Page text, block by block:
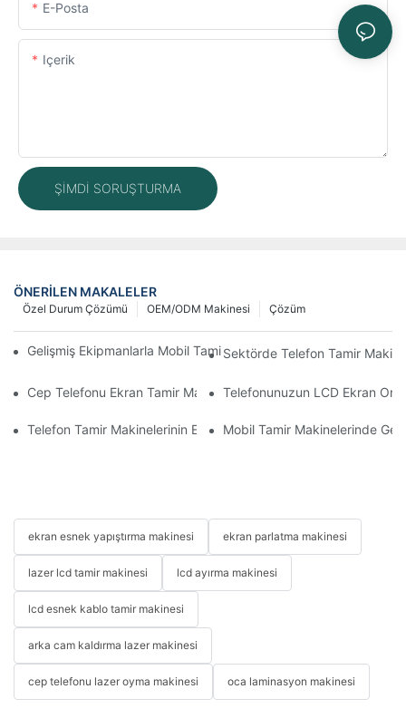
E-Posta
Içerik
ŞIMDI SORUŞTURMA
ÖNERILEN MAKALELER
Çözüm
OEM/ODM Makinesi
Özel Durum Çözümü
Gelişmiş Ekipmanlarla Mobil Tamir İş Akışınızı Nasıl
Sektörde Telefon Tamir
Cep Telefonu Ekran Tamir Makineniz İçin Doğru Aksesuarları
Telefonunuzun LCD Ekran
Telefon Tamir Makinelerinin Ekran ve Batarya Değişiminde
Mobil Tamir Makinelerinde
ekran esnek yapıştırma makinesi ekran parlatma makinesi
lazer lcd tamir makinesi lcd ayırma makinesi
lcd esnek kablo tamir makinesi
arka cam kaldırma lazer makinesi
cep telefonu lazer oyma makinesi oca laminasyon makinesi